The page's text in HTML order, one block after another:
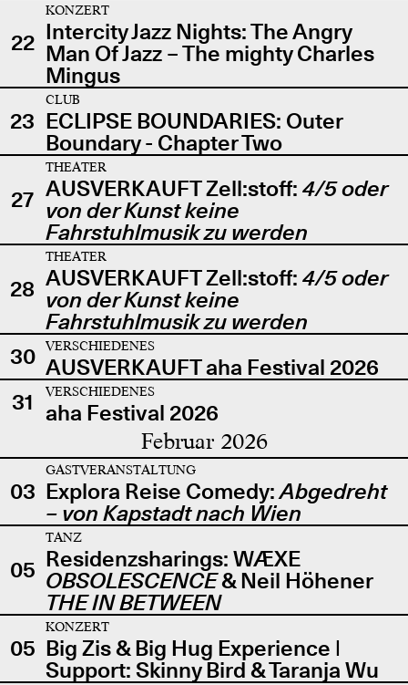
22
KONZERT
Intercity Jazz Nights: The Angry
Man Of Jazz – The mighty Charles
Mingus
23
CLUB
ECLIPSE BOUNDARIES: Outer
Boundary - Chapter Two
27
THEATER
AUSVERKAUFT Zell:stoff: 4/5 oder
von der Kunst keine
Fahrstuhlmusik zu werden
28
THEATER
AUSVERKAUFT Zell:stoff: 4/5 oder
von der Kunst keine
Fahrstuhlmusik zu werden
30
VERSCHIEDENES
AUSVERKAUFT aha Festival 2026
31
VERSCHIEDENES
aha Festival 2026
Februar 2026
03
GASTVERANSTALTUNG
Explora Reise Comedy:Abgedreht
– von Kapstadt nach Wien
05
TANZ
Residenzsharings: WÆXE
OBSOLESCENCE& Neil Höhener
THE IN BETWEEN
05
KONZERT
Big Zis & Big Hug Experience |
Support: Skinny Bird & Taranja Wu